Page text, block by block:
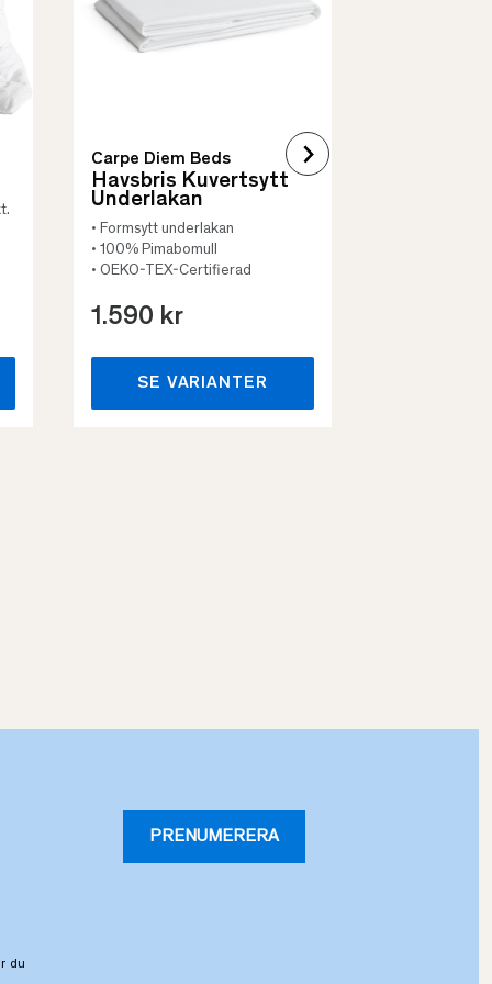
Carpe Diem Beds
Havsbris Kuvertsytt
Underlakan
• Formsytt underlakan
• 100% Pimabomull
• OEKO-TEX-Certifierad
1.590 kr
SE VARIANTER
PRENUMERERA
du